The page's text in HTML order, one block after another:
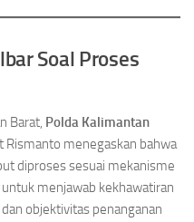
Soal Proses
Barat, Polda Kalimantan
Rismanto menegaskan bahwa
diproses sesuai mekanisme
menjawab kekhawatiran
objektivitas penanganan